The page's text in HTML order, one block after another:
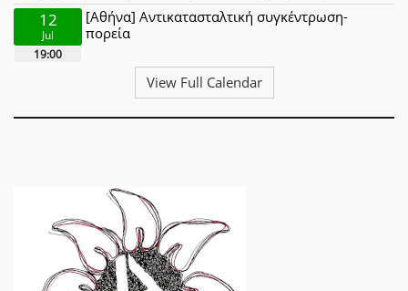
12
Jul
19:00
[Αθήνα] Αντικατασταλτική συγκέντρωση-
πορεία
View Full Calendar